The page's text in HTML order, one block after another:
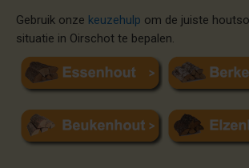
Gebruik onze keuzehulp om de juiste
situatie in Oirschot te bepalen.